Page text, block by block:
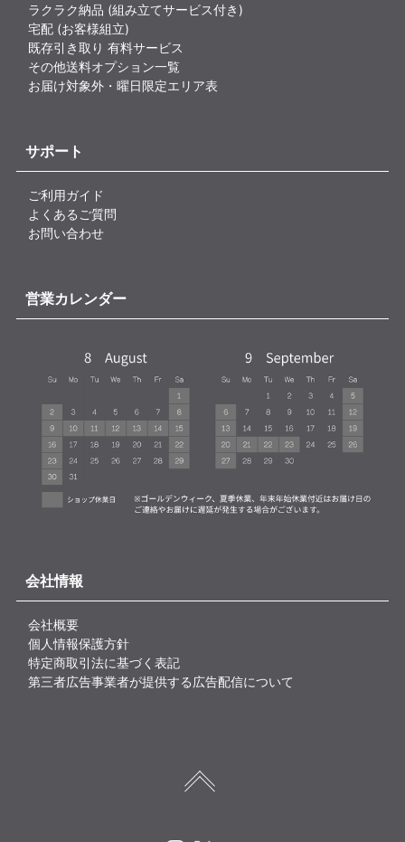
ラクラク納品 (組み立てサービス付き)
宅配 (お客様組立)
既存引き取り 有料サービス
その他送料オプション一覧
お届け対象外・曜日限定エリア表
サポート
ご利用ガイド
よくあるご質問
お問い合わせ
営業カレンダー
会社情報
会社概要
個人情報保護方針
特定商取引法に基づく表記
第三者広告事業者が提供する広告配信について